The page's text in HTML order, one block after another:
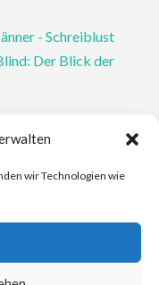
wir Technologien wie
- Schreiblust
Der Blick der
ihre Mörder: Dr. Pat
dir wünschst, deine
Leselust
Kindes